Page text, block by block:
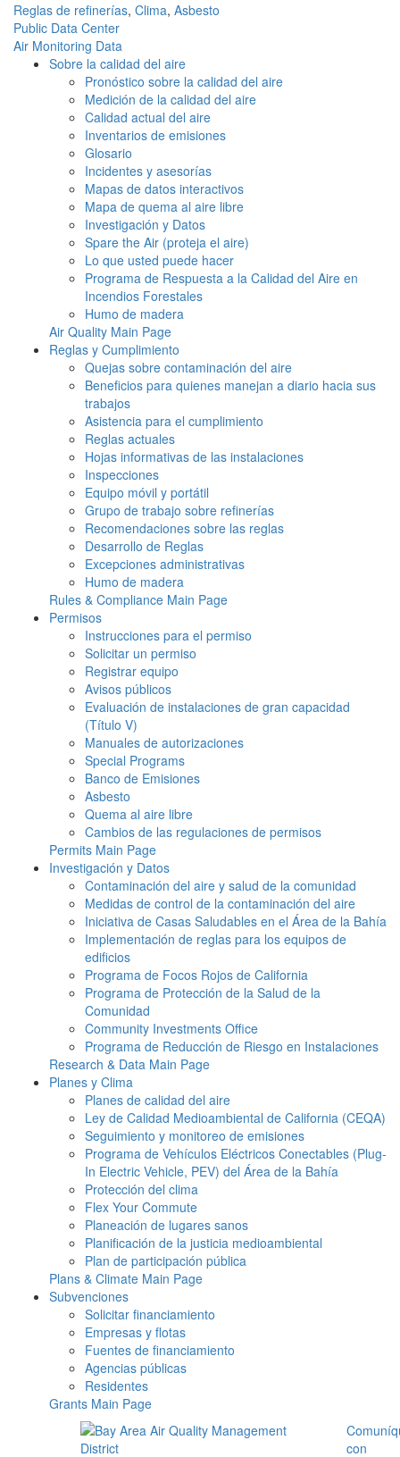
Reglas de refinerías, Clima, Asbesto
Public Data Center
Air Monitoring Data
Sobre la calidad del aire
Pronóstico sobre la calidad del aire
Medición de la calidad del aire
Calidad actual del aire
Inventarios de emisiones
Glosario
Incidentes y asesorías
Mapas de datos interactivos
Mapa de quema al aire libre
Investigación y Datos
Spare the Air (proteja el aire)
Lo que usted puede hacer
Programa de Respuesta a la Calidad del Aire en
Incendios Forestales
Humo de madera
Air Quality Main Page
Reglas y Cumplimiento
Quejas sobre contaminación del aire
Beneficios para quienes manejan a diario hacia sus
trabajos
Asistencia para el cumplimiento
Reglas actuales
Hojas informativas de las instalaciones
Inspecciones
Equipo móvil y portátil
Grupo de trabajo sobre refinerías
Recomendaciones sobre las reglas
Desarrollo de Reglas
Excepciones administrativas
Humo de madera
Rules & Compliance Main Page
Permisos
Instrucciones para el permiso
Solicitar un permiso
Registrar equipo
Avisos públicos
Evaluación de instalaciones de gran capacidad
(Título V)
Manuales de autorizaciones
Special Programs
Banco de Emisiones
Asbesto
Quema al aire libre
Cambios de las regulaciones de permisos
Permits Main Page
Investigación y Datos
Contaminación del aire y salud de la comunidad
Medidas de control de la contaminación del aire
Iniciativa de Casas Saludables en el Área de la Bahía
Implementación de reglas para los equipos de
edificios
Programa de Focos Rojos de California
Programa de Protección de la Salud de la
Comunidad
Community Investments Office
Programa de Reducción de Riesgo en Instalaciones
Research & Data Main Page
Planes y Clima
Planes de calidad del aire
Ley de Calidad Medioambiental de California (CEQA)
Seguimiento y monitoreo de emisiones
Programa de Vehículos Eléctricos Conectables (Plug-
In Electric Vehicle, PEV) del Área de la Bahía
Protección del clima
Flex Your Commute
Planeación de lugares sanos
Planificación de la justicia medioambiental
Plan de participación pública
Plans & Climate Main Page
Subvenciones
Solicitar financiamiento
Empresas y flotas
Fuentes de financiamiento
Agencias públicas
Residentes
Grants Main Page
con